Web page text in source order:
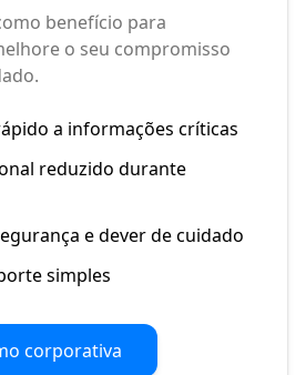
benefício para
o seu compromisso
a informações críticas
reduzido durante
e dever de cuidado
simples
corporativa